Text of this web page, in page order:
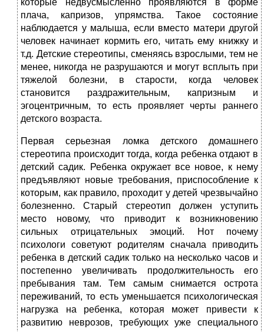
которые недвусмысленно проявляются в форме
плача, капризов, упрямства. Такое состояние
наблюдается у малыша, если вместо матери другой
человек начинает кормить его, читать ему книжку и
т.д. Детские стереотипы, сменяясь взрослыми, тем не
менее, никогда не разрушаются и могут всплыть при
тяжелой болезни, в старости, когда человек
становится раздражительным, капризным и
эгоцентричным, то есть проявляет черты раннего
детского возраста.
Первая серьезная ломка детского домашнего
стереотипа происходит тогда, когда ребенка отдают в
детский садик. Ребенка окружает все новое, к нему
предъявляют новые требования, приспособление к
которым, как правило, проходит у детей чрезвычайно
болезненно. Старый стереотип должен уступить
место новому, что приводит к возникновению
сильных отрицательных эмоций. Нот почему
психологи советуют родителям сначала приводить
ребенка в детский садик только на несколько часов и
постепенно увеличивать продолжительность его
пребывания там. Тем самым снимается острота
переживаний, то есть уменьшается психологическая
нагрузка на ребенка, которая может привести к
развитию неврозов, требующих уже специального